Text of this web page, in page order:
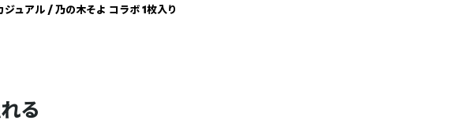
ジュアル / 乃の木そよ コラボ 1枚入り
る